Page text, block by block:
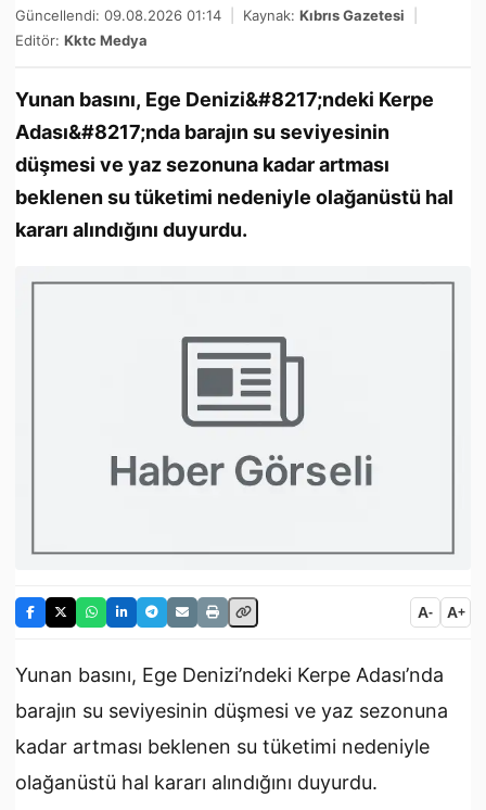
Güncellendi: 09.08.2026 01:14
Kaynak: Kıbrıs Gazetesi
Editör: Kktc Medya
Yunan basını, Ege Denizi&#8217;ndeki Kerpe
Adası&#8217;nda barajın su seviyesinin
düşmesi ve yaz sezonuna kadar artması
beklenen su tüketimi nedeniyle olağanüstü hal
kararı alındığını duyurdu.
A- A+
Yunan basını, Ege Denizi’ndeki Kerpe Adası’nda
barajın su seviyesinin düşmesi ve yaz sezonuna
kadar artması beklenen su tüketimi nedeniyle
olağanüstü hal kararı alındığını duyurdu.